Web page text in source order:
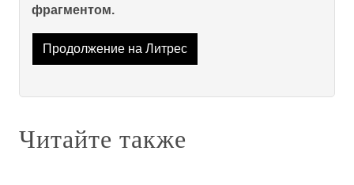
фрагментом.
Продолжение на Литрес
Читайте также